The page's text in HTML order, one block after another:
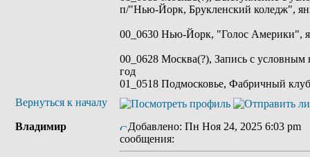
п/"Нью-Йорк, Брукленский коледж",
00_0630 Нью-Йорк, "Голос Америки",
00_0628 Москва(?), Запись с условным
год
01_0518 Подмосковье, Фабричный
Вернуться к началу
Владимир Добавлено: Пн Ноя 24, 2025 6:03 pm
сообщения: